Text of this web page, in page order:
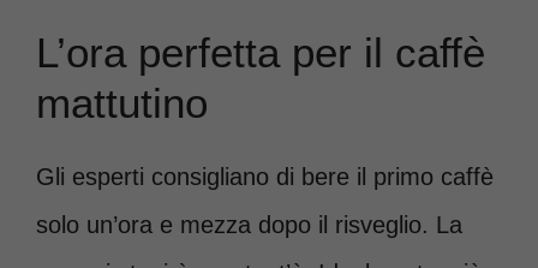
L’ora perfetta per il caffè
mattutino
Gli esperti consigliano di bere il primo caffè
solo un’ora e mezza dopo il risveglio. La